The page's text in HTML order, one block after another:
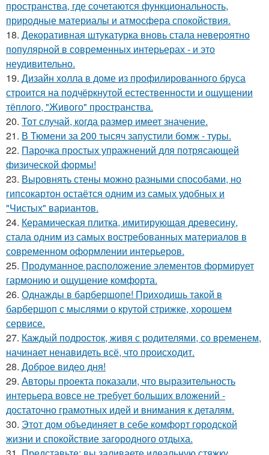
пространства, где сочетаются функциональность,
природные материалы и атмосфера спокойствия.
18. Декоративная штукатурка вновь стала невероятно
популярной в современных интерьерах - и это
неудивительно.
19. Дизайн холла в доме из профилированного бруса
строится на подчёркнутой естественности и ощущении
тёплого, "Живого" пространства.
20. Тот случай, когда размер имеет значение.
21. В Тюмени за 200 тысяч запустили бомж - туры.
22. Парочка простых упражнений для потрясающей
физической формы!
23. Выровнять стены можно разными способами, но
гипсокартон остаётся одним из самых удобных и
"Чистых" вариантов.
24. Керамическая плитка, имитирующая древесину,
стала одним из самых востребованных материалов в
современном оформлении интерьеров.
25. Продуманное расположение элементов формирует
гармонию и ощущение комфорта.
26. Однажды в барбершопе! Приходишь такой в
барбершоп с мыслями о крутой стрижке, хорошем
сервисе.
27. Каждый подросток, живя с родителями, со временем,
начинает ненавидеть всё, что происходит.
28. Доброе видео дня!
29. Авторы проекта показали, что выразительность
интерьера вовсе не требует больших вложений -
достаточно грамотных идей и внимания к деталям.
30. Этот дом объединяет в себе комфорт городской
жизни и спокойствие загородного отдыха.